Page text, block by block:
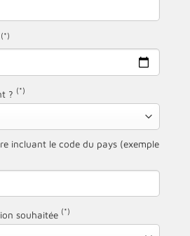
(*)
? (*)
incluant le code du pays (exemple
souhaitée (*)